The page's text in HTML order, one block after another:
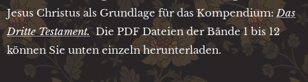
Jesus Christus als Grundlage für das Kompendium:Das
Dritte Testament. Die PDF Dateien der Bände 1 bis 12
können Sie unten einzeln herunterladen.